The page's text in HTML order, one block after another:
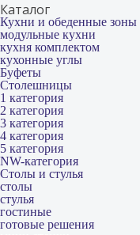
Каталог
Кухни и обеденные зоны
модульные кухни
кухня комплектом
кухонные углы
Буфеты
Столешницы
1 категория
2 категория
3 категория
4 категория
5 категория
NW-категория
Столы и стулья
столы
стулья
гостиные
готовые решения